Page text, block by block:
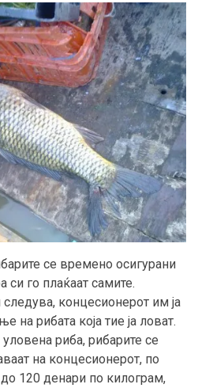
се времено осигурани
си го плаќаат самите.
концесионерот им ја
на рибата која тие ја ловат.
риба, рибарите се
на концесионерот, по
120 денари по килограм,